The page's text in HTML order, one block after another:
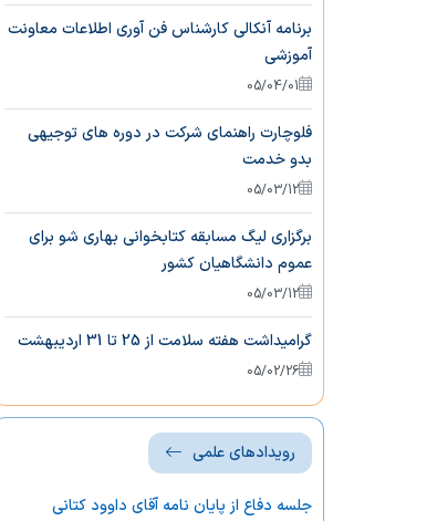
برنامه آنکالی کارشناس فن آوری اطلاعات معاونت
آموزشی
05/04/01
فلوچارت راهنمای شرکت در دوره های توجیهی
بدو خدمت
05/03/12
برگزاری لیگ مسابقه کتابخوانی بهاری شو برای
عموم دانشگاهیان کشور
05/03/12
گرامیداشت هفته سلامت از 25 تا 31 اردیبهشت
05/02/26
رویدادهای علمی
جلسه دفاع از پایان نامه آقای داوود کتانی